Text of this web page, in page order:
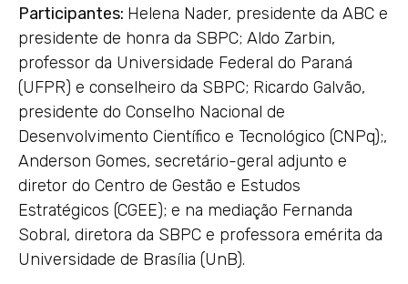
Participantes: Helena Nader, presidente da ABC e
presidente de honra da SBPC; Aldo Zarbin,
professor da Universidade Federal do Paraná
(UFPR) e conselheiro da SBPC; Ricardo Galvão,
presidente do Conselho Nacional de
Desenvolvimento Científico e Tecnológico (CNPq);,
Anderson Gomes, secretário-geral adjunto e
diretor do Centro de Gestão e Estudos
Estratégicos (CGEE); e na mediação Fernanda
Sobral, diretora da SBPC e professora emérita da
Universidade de Brasília (UnB).